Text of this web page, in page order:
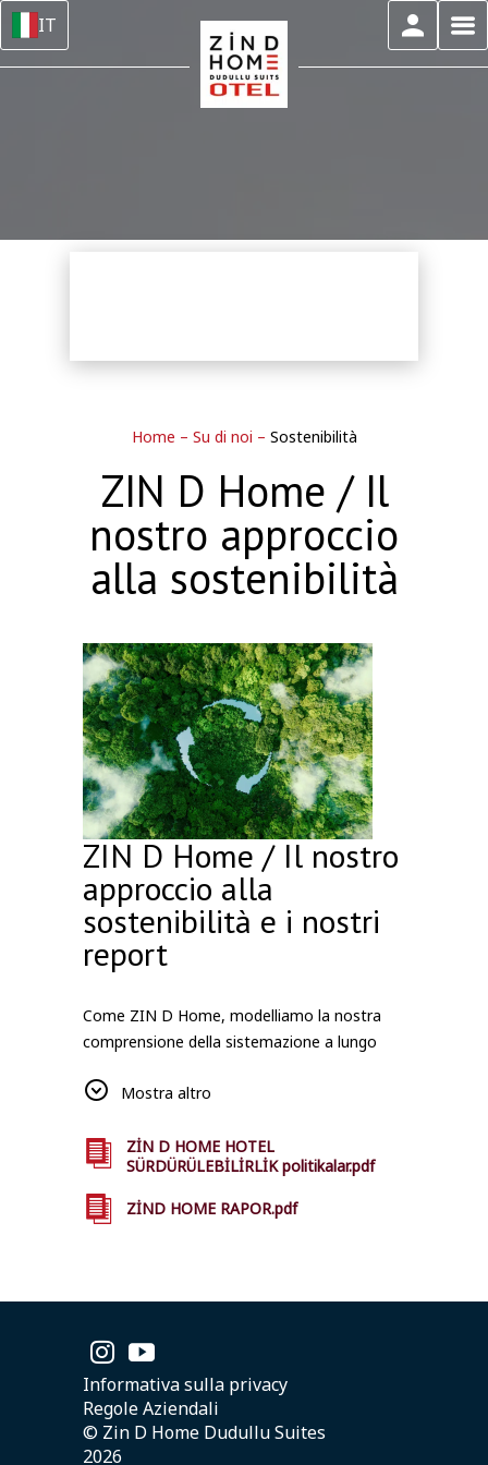
IT
Home – Su di noi – Sostenibilità
ZIN D Home / Il
nostro approccio
alla sostenibilità
ZIN D Home / Il nostro
approccio alla
sostenibilità e i nostri
report
Come ZIN D Home, modelliamo la nostra
comprensione della sistemazione a lungo
all'ambiente e alla società. Miriamo a fornire
ospiti in tutte le nostre strutture a Istanbul,
dove le risorse naturali sono utilizzate in
modo efficiente, sono compatibili con la vita
locale e. Puoi accedere ai nostri report
Mostra altro
ZİN D HOME HOTEL
SÜRDÜRÜLEBİLİRLİK politikalar.pdf
ZİND HOME RAPOR.pdf
© Zin D Home Dudullu Suites
2026
Informativa sulla privacy
Regole Aziendali